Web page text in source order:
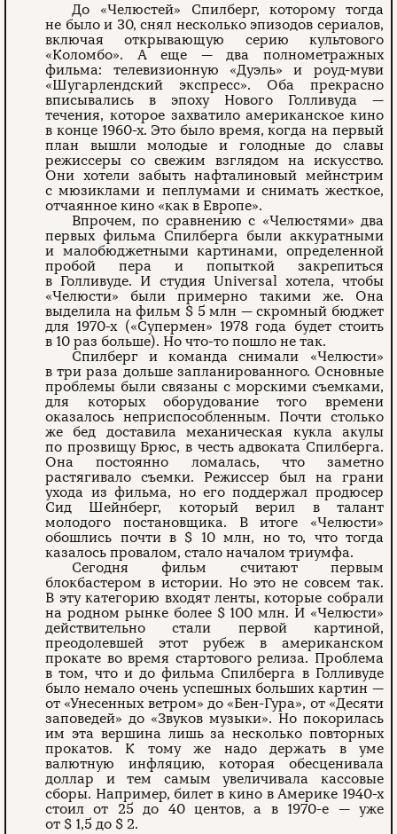
До «Челюстей» Спилберг, которому тогда
не было и 30, снял несколько эпизодов сериалов,
включая открывающую серию культового
«Коломбо». А еще — два полнометражных
фильма: телевизионную «Дуэль» и роуд-муви
«Шугарлендский экспресс». Оба прекрасно
вписывались в эпоху Нового Голливуда —
течения, которое захватило американское кино
в конце 1960-х. Это было время, когда на первый
план вышли молодые и голодные до славы
режиссеры со свежим взглядом на искусство.
Они хотели забыть нафталиновый мейнстрим
с мюзиклами и пеплумами и снимать жесткое,
отчаянное кино «как в Европе».
Впрочем, по сравнению с «Челюстями» два
первых фильма Спилберга были аккуратными
и малобюджетными картинами, определенной
пробой пера и попыткой закрепиться
в Голливуде. И студия Universal хотела, чтобы
«Челюсти» были примерно такими же. Она
выделила на фильм $ 5 млн — скромный бюджет
для 1970-х («Супермен» 1978 года будет стоить
в 10 раз больше). Но что-то пошло не так.
Спилберг и команда снимали «Челюсти»
в три раза дольше запланированного. Основные
проблемы были связаны с морскими съемками,
для которых оборудование того времени
оказалось неприспособленным. Почти столько
же бед доставила механическая кукла акулы
по прозвищу Брюс, в честь адвоката Спилберга.
Она постоянно ломалась, что заметно
растягивало съемки. Режиссер был на грани
ухода из фильма, но его поддержал продюсер
Сид Шейнберг, который верил в талант
молодого постановщика. В итоге «Челюсти»
обошлись почти в $ 10 млн, но то, что тогда
казалось провалом, стало началом триумфа.
Сегодня фильм считают первым
блокбастером в истории. Но это не совсем так.
В эту категорию входят ленты, которые собрали
на родном рынке более $ 100 млн. И «Челюсти»
действительно стали первой картиной,
преодолевшей этот рубеж в американском
прокате во время стартового релиза. Проблема
в том, что и до фильма Спилберга в Голливуде
было немало очень успешных больших картин —
от «Унесенных ветром» до «Бен-Гура», от «Десяти
заповедей» до «Звуков музыки». Но покорилась
им эта вершина лишь за несколько повторных
прокатов. К тому же надо держать в уме
валютную инфляцию, которая обесценивала
доллар и тем самым увеличивала кассовые
сборы. Например, билет в кино в Америке 1940-х
стоил от 25 до 40 центов, а в 1970-е — уже
от $ 1,5 до $ 2.